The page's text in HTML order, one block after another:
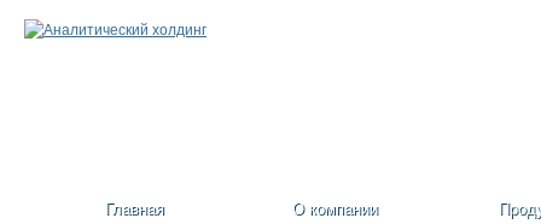
Главная О компании